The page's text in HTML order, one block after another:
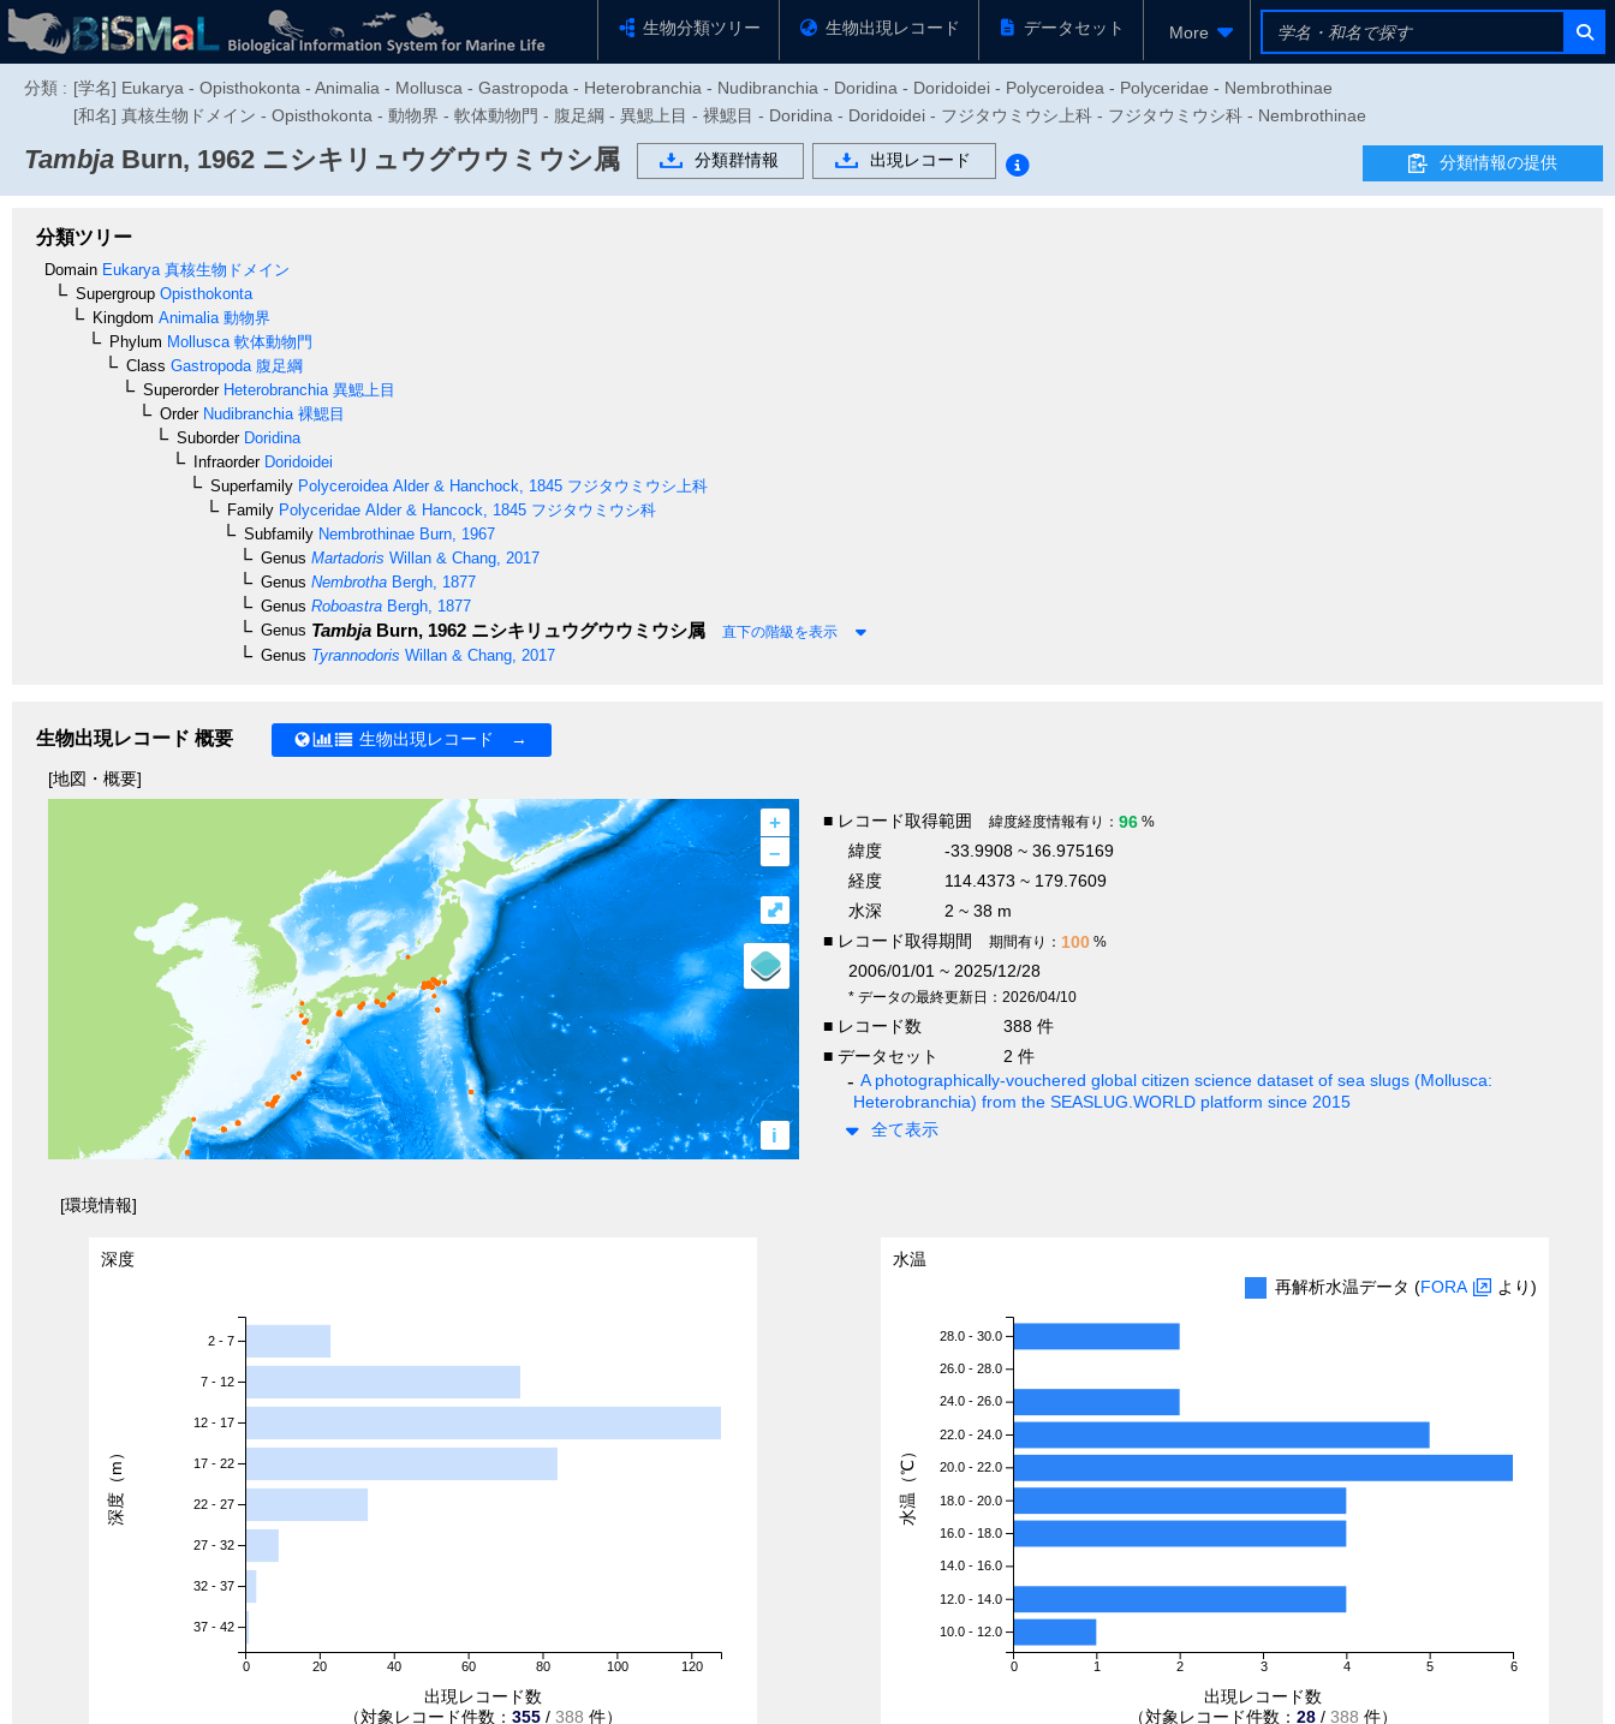
生物分類ツリー 生物出現レコード データセット More
分類 : [学名] Eukarya - Opisthokonta - Animalia - Mollusca - Gastropoda - Heterobranchia - Nudibranchia - Doridina - Doridoidei - Polyceroidea - Polyceridae - Nembrothinae
[和名] 真核生物ドメイン - Opisthokonta - 動物界 - 軟体動物門 - 腹足綱 - 異鰓上目 - 裸鰓目 - Doridina - Doridoidei - フジタウミウシ上科 - フジタウミウシ科 - Nembrothinae
Tambja Burn, 1962 ニシキリュウグウウミウシ属 分類群情報 出現レコード 分類情報の提供
分類ツリー
Domain Eukarya 真核生物ドメイン
Supergroup Opisthokonta
Kingdom Animalia 動物界
Phylum Mollusca 軟体動物門
Class Gastropoda 腹足綱
SuperorderHeterobranchia 異鰓上目
OrderNudibranchia 裸鰓目
SuborderDoridina
InfraorderDoridoidei
Superfamily Polyceroidea Alder & Hanchock, 1845 フジタウミウシ上科
Family Polyceridae Alder & Hancock, 1845 フジタウミウシ科
Subfamily Nembrothinae Burn, 1967
Genus Martadoris Willan & Chang, 2017
Genus Nembrotha Bergh, 1877
Genus Roboastra Bergh, 1877
Genus Tambja Burn, 1962 ニシキリュウグウウミウシ属 直下の階級を表示
Genus Tyrannodoris Willan & Chang, 2017
生物出現レコード 概要 生物出現レコード →
[地図・概要]
+
–
i
⤢
■ レコード取得範囲 緯度経度情報有り： 96 %
緯度
-33.9908 ~ 36.975169
経度
114.4373 ~ 179.7609
水深
2 ~ 38 m
■ レコード取得期間
期間有り： 100 %
2006/01/01 ~ 2025/12/28
* データの最終更新日：2026/04/10
■ レコード数
388 件
■ データセット
2 件
A photographically-vouchered global citizen science dataset of sea slugs (Mollusca:
Heterobranchia) from the SEASLUG.WORLD platform since 2015
全て表示
[環境情報]
深度
0 20 40 60 80 100 120
2 - 7
7 - 12
12 - 17
17 - 22
22 - 27
27 - 32
32 - 37
37 - 42
出現レコード数
（対象レコード件数： 355 / 388 件）
深度（m）
水温
再解析水温データ (FORA より)
0 1 2 3 4 5 6
28.0 - 30.0
26.0 - 28.0
24.0 - 26.0
22.0 - 24.0
20.0 - 22.0
18.0 - 20.0
16.0 - 18.0
14.0 - 16.0
12.0 - 14.0
10.0 - 12.0
出現レコード数
（対象レコード件数：28 /388 件）
水温（℃）